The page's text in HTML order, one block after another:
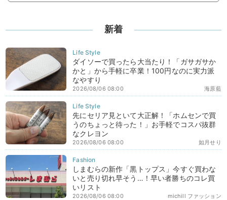
新着
ダイソーで買ったら大当たり！「ガサガサか
かと」から手軽に卒業！100円なのに実力派
なやすり
海原藍
2026/08/06 08:00
先にセリア見といて大正解！「ホムセンで買
うのちょっと待った！」お手軽でコスパ抜群
なクレヨン
如月せり
2026/08/06 08:00
しまむらの新作「黒トップス」今すぐ買わな
いと売り切れ早そう…！早い者勝ちのコレ買
いリスト
michill ファッション
2026/08/06 08:00